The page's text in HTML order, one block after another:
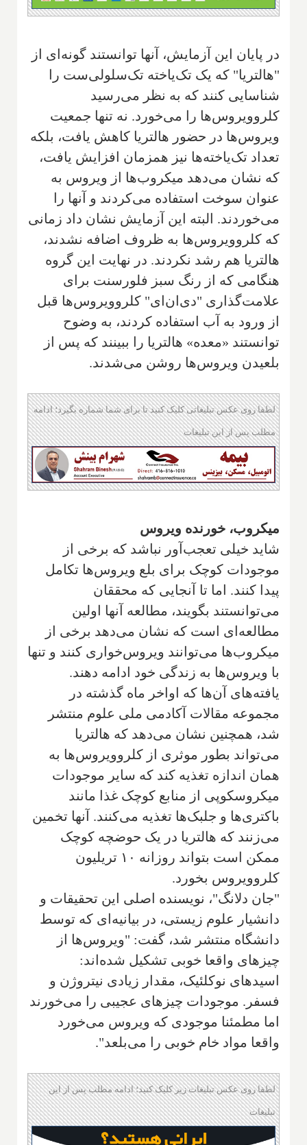
در پایان این آزمایش، آنها توانستند گونه‌ای از
"هالتریا" که یک تک‌یاخته تک‌سلولی‌ست را
شناسایی کنند که به نظر می‌رسید
کلروویروس‌ها را می‌خورد. نه تنها جمعیت
ویروس‌ها در حضور هالتریا کاهش یافت، بلکه
تعداد تک‌یاخته‌ها نیز همزمان افزایش یافت،
که نشان می‌دهد میکروب‌ها از ویروس به
عنوان سوخت استفاده می‌کردند و آنها را
می‌خوردند. البته این آزمایش نشان داد زمانی
که کلروویروس‌ها به ظروف اضافه نشدند،
هالتریا هم رشد نکردند. در نهایت این گروه
هنگامی که از رنگ سبز فلورسنت برای
علامت‌گذاری "دی‌ان‌ای" کلروویروس‌ها قبل
از ورود به آب استفاده کردند، به وضوح
توانستند «معده» هالتریا را ببینند که پس از
بلعیدن ویروس‌ها روشن می‌شدند.
لطفا روی عکس تبلیغاتی کلیک کنید تا برای شما شماره بگیرد؛ ادامه
مطلب پس از این تبلیغات
میکروب، خورنده ویروس
شاید خیلی تعجب‌آور نباشد که برخی از
موجودات کوچک برای بلع ویروس‌ها تکامل
پیدا کنند. اما تا آنجایی که محققان
می‌توانستند بگویند، مطالعه آنها اولین
مطالعه‌ای است که نشان می‌دهد برخی از
میکروب‌ها می‌توانند ویروس‌خواری کنند و تنها
با ویروس‌ها به زندگی خود ادامه دهند.
یافته‌های آن‌ها که اواخر ماه گذشته در
مجموعه مقالات آکادمی ملی علوم منتشر
شد، همچنین نشان می‌دهد که هالتریا
می‌تواند بطور موثری از کلروویروس‌ها به
همان اندازه تغذیه کند که سایر موجودات
میکروسکوپی از منابع کوچک غذا مانند
باکتری‌ها و جلبک‌ها تغذیه می‌کنند. آنها تخمین
می‌زنند که هالتریا در یک حوضچه کوچک
ممکن است بتواند روزانه ۱۰ تریلیون
کلروویروس بخورد.
"جان دلانگ"، نویسنده اصلی این تحقیقات و
دانشیار علوم زیستی، در بیانیه‌ای که توسط
دانشگاه منتشر شد، گفت: "ویروس‌ها از
چیزهای واقعا خوبی تشکیل شده‌اند:
اسیدهای نوکلئیک، مقدار زیادی نیتروژن و
فسفر. موجودات چیزهای عجیبی را می‌خورند
اما مطمئنا موجودی که ویروس می‌خورد
واقعا مواد خام خوبی را می‌بلعد".
لطفا روی عکس تبلیغات زیر کلیک کنید؛ ادامه مطلب پس از این
تبلیغات